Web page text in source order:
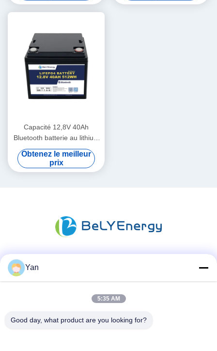
Capacité 12,8V 40Ah
Bluetooth batterie au lithium
IP65 Protection du boîtier
512Wh
Obtenez le meilleur
prix
Yan
5:35 AM
Good day, what product are you looking for?